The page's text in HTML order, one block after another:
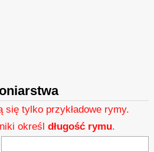
się tylko przykładowe rymy.
określdługość rymu.